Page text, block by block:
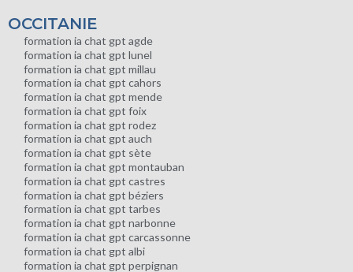
OCCITANIE
formation ia chat gpt agde
formation ia chat gpt lunel
formation ia chat gpt millau
formation ia chat gpt cahors
formation ia chat gpt mende
formation ia chat gpt foix
formation ia chat gpt rodez
formation ia chat gpt auch
formation ia chat gpt sète
formation ia chat gpt montauban
formation ia chat gpt castres
formation ia chat gpt béziers
formation ia chat gpt tarbes
formation ia chat gpt narbonne
formation ia chat gpt carcassonne
formation ia chat gpt albi
formation ia chat gpt perpignan